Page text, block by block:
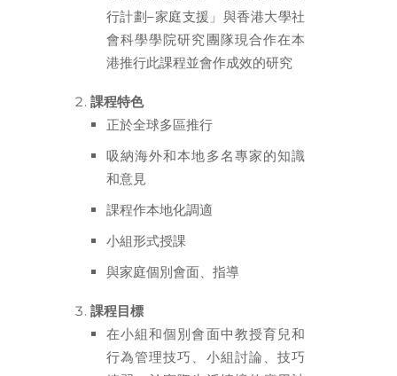
行計劃–家庭支援」與香港大學社
會科學學院研究團隊現合作在本
港推行此課程並會作成效的研究
課程特色
正於全球多區推行
吸納海外和本地多名專家的知識
和意見
課程作本地化調適
小組形式授課
與家庭個別會面、指導
課程目標
在小組和個別會面中教授育兒和
行為管理技巧、小組討論、技巧